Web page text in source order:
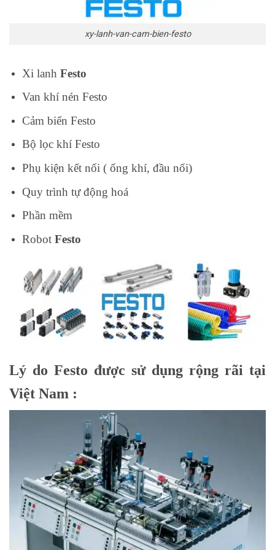
D1-V-J-
MM5JM-
E
xy-lanh-van-cam-bien-festo
Xi lanh Festo
Van khí nén Festo
Cảm biến Festo
Bộ lọc khí Festo
Phụ kiện kết nối ( ống khí, đầu nối)
Quy trình tự động hoá
Phần mềm
Robot Festo
Lý do Festo được sử dụng rộng rãi tại
Việt Nam :